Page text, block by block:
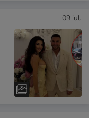
09 iul.